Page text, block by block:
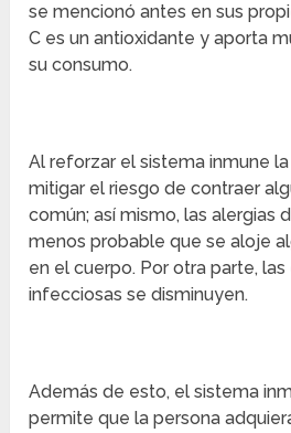
se mencionó antes en sus
C es un antioxidante y aporta
su consumo.
Al reforzar el sistema inmune
mitigar el riesgo de contraer
común; así mismo, las alergias
menos probable que se aloje
en el cuerpo. Por otra parte,
infecciosas se disminuyen.
Además de esto, el sistema
permite que la persona